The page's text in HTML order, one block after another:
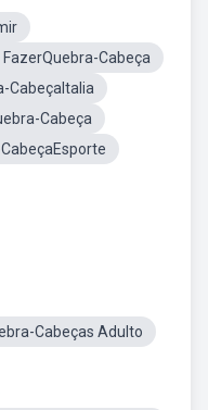
Cabeça
CabeçaItalia
Cabeça
Cabeças Adulto